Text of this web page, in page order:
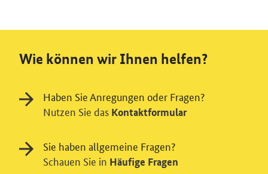
Wie können wir Ihnen helfen?
Haben Sie Anregungen oder Fragen?
Nutzen Sie das Kontaktformular
Sie haben allgemeine Fragen?
Schauen Sie in Häufige Fragen